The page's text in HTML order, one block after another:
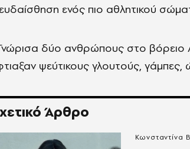
ενός πιο αθλητικού
δύο ανθρώπους στο βόρειο
ψεύτικους γλουτούς,
Άρθρο
Κωνσταντίνα